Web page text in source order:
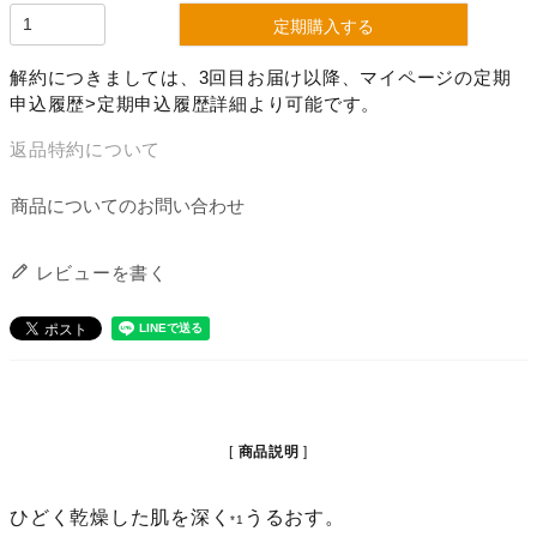
定期購入する
解約につきましては、3回目お届け以降、マイページの定期
申込履歴>定期申込履歴詳細より可能です。
返品特約について
商品についてのお問い合わせ
レビューを書く
商品説明
ひどく乾燥した肌を深く*1 うるおす。